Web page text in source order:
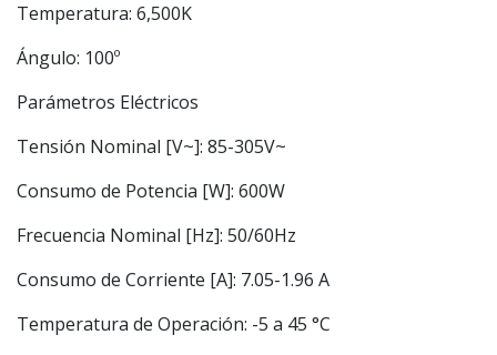
Temperatura: 6,500K
Ángulo: 100º
Parámetros Eléctricos
Tensión Nominal [V~]: 85-305V~
Consumo de Potencia [W]: 600W
Frecuencia Nominal [Hz]: 50/60Hz
Consumo de Corriente [A]: 7.05-1.96 A
Temperatura de Operación: -5 a 45 °C